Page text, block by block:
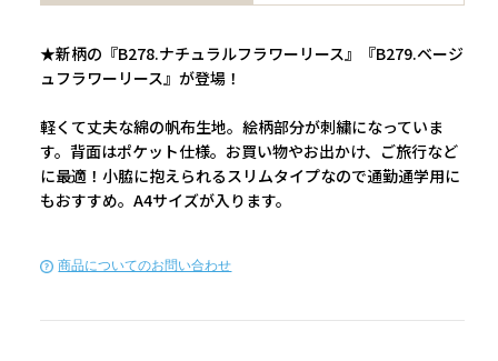
★新柄の『B278.ナチュラルフラワーリース』『B279.ベージ
ュフラワーリース』が登場！
軽くて丈夫な綿の帆布生地。絵柄部分が刺繍になっていま
す。背面はポケット仕様。お買い物やお出かけ、ご旅行など
に最適！小脇に抱えられるスリムタイプなので通勤通学用に
もおすすめ。A4サイズが入ります。
商品についてのお問い合わせ